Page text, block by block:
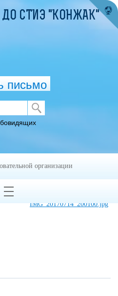
СТИЭ "КОНЖАК"
письмо
организации